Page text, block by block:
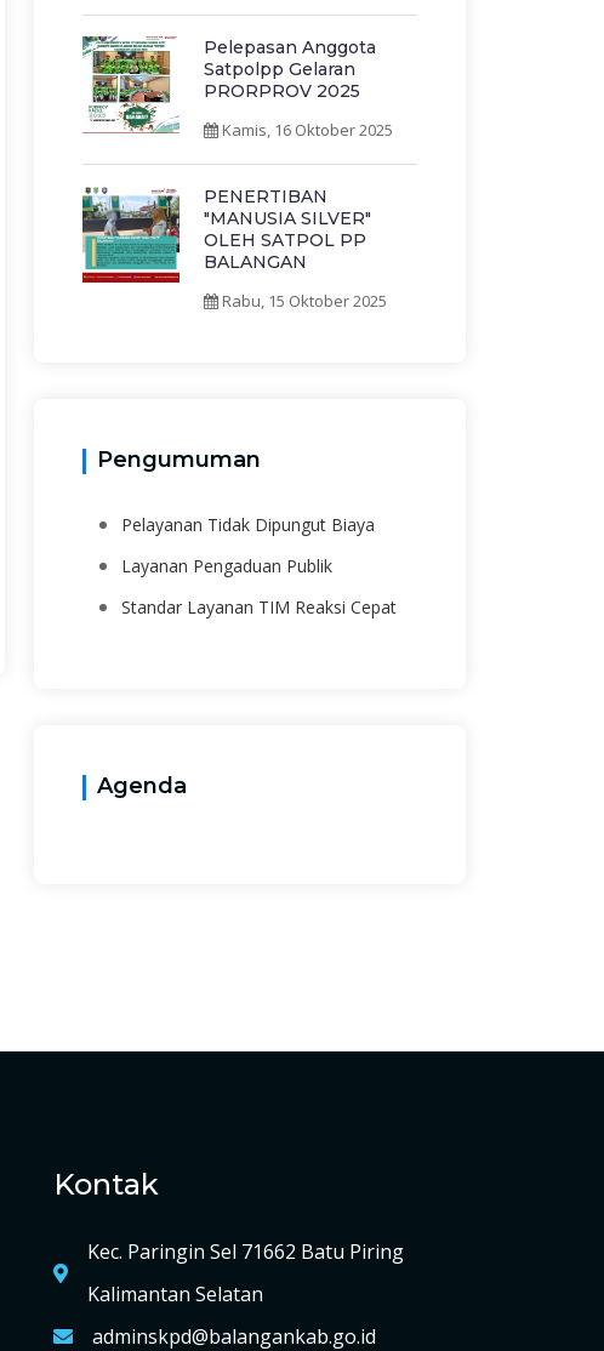
Pelepasan Anggota
Satpolpp Gelaran
PRORPROV 2025
Kamis, 16 Oktober 2025
PENERTIBAN
"MANUSIA SILVER"
OLEH SATPOL PP
BALANGAN
Rabu, 15 Oktober 2025
Pengumuman
Pelayanan Tidak Dipungut Biaya
Layanan Pengaduan Publik
Standar Layanan TIM Reaksi Cepat
Agenda
Kontak
Kec. Paringin Sel 71662 Batu Piring
Kalimantan Selatan
adminskpd@balangankab.go.id